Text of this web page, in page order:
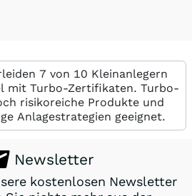
7 von 10 Kleinanlegern
mit Turbo-Zertifikaten. Turbo-
risikoreiche Produkte und
Anlagestrategien geeignet.
Newsletter
kostenlosen Newsletter